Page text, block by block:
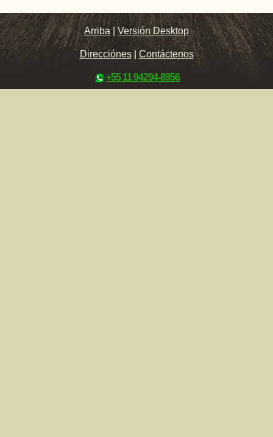
Arriba |Versión Desktop
Direcciónes| Contáctenos
+55 11 94294-8956